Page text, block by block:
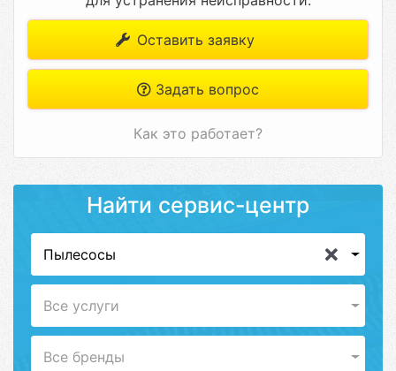
Оставить заявку
Задать вопрос
Как это работает?
Найти сервис-центр
Пылесосы
Все услуги
Все бренды